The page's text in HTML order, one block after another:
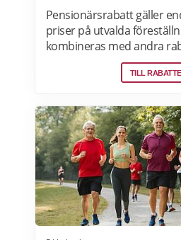
Pensionärsrabatt gäller
priser på utvalda
kombineras med andra
av pensionärer avses, ex.
och sjukpensionär. Läs
här.
TILL